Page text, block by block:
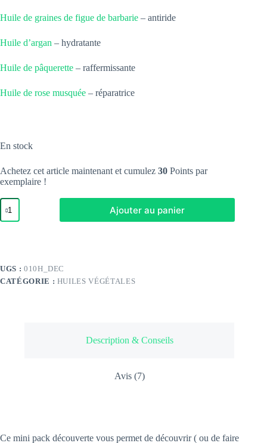
Huile de graines de figue de barbarie – antiride
Huile d’argan – hydratante
Huile de pâquerette – raffermissante
Huile de rose musquée – réparatrice
En stock
Achetez cet article maintenant et cumulez 30 Points par
exemplaire !
quantité
de
Coffret
Ajouter au panier
UGS : 010H_DEC
CATÉGORIE : HUILES VÉGÉTALES
Description & Conseils
Avis (7)
Ce mini pack découverte vous permet de découvrir ( ou de faire